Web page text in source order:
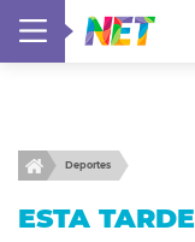
Deportes
ESTA TARDE